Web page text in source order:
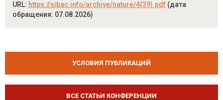
URL: https://sibac.info/archive/nature/4(39).pdf (дата
обращения: 07.08.2026)
УСЛОВИЯ ПУБЛИКАЦИЙ
ВСЕ СТАТЬИ КОНФЕРЕНЦИИ